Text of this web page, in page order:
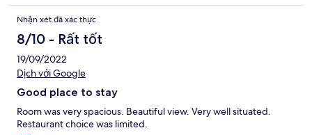
Nhận xét đã xác thực
8/10 - Rất tốt
19/09/2022
Dịch với Google
Good place to stay
Room was very spacious. Beautiful view. Very well situated.
Restaurant choice was limited.